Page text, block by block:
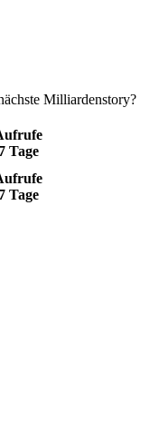
Milliardenstory?
7 Tage
7 Tage